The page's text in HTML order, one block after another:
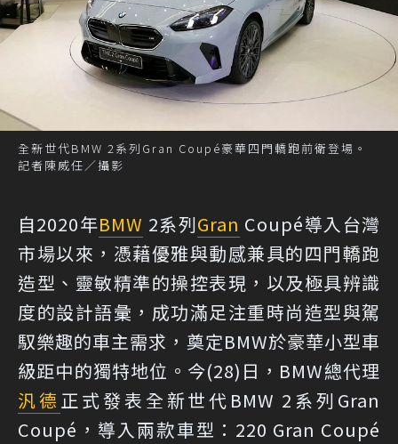
全新世代BMW 2系列Gran Coupé豪華四門轎跑前衛登場。
記者陳威任／攝影
自2020年BMW 2系列Gran Coupé導入台灣
市場以來，憑藉優雅與動感兼具的四門轎跑
造型、靈敏精準的操控表現，以及極具辨識
度的設計語彙，成功滿足注重時尚造型與駕
馭樂趣的車主需求，奠定BMW於豪華小型車
級距中的獨特地位。今(28)日，BMW總代理
汎德 正式發表全新世代BMW 2系列Gran
Coupé，導入兩款車型：220 Gran Coupé